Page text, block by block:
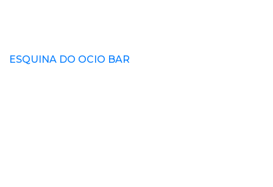
ESQUINA DO OCIO BAR